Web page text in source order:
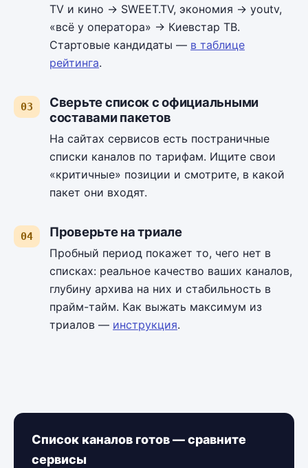
TV и кино → SWEET.TV, экономия → youtv,
«всё у оператора» → Киевстар ТВ.
Стартовые кандидаты — в таблице
рейтинга.
Сверьте список с официальными
составами пакетов
На сайтах сервисов есть постраничные
списки каналов по тарифам. Ищите свои
«критичные» позиции и смотрите, в какой
пакет они входят.
Проверьте на триале
Пробный период покажет то, чего нет в
списках: реальное качество ваших каналов,
глубину архива на них и стабильность в
прайм-тайм. Как выжать максимум из
триалов — инструкция.
Список каналов готов — сравните
сервисы